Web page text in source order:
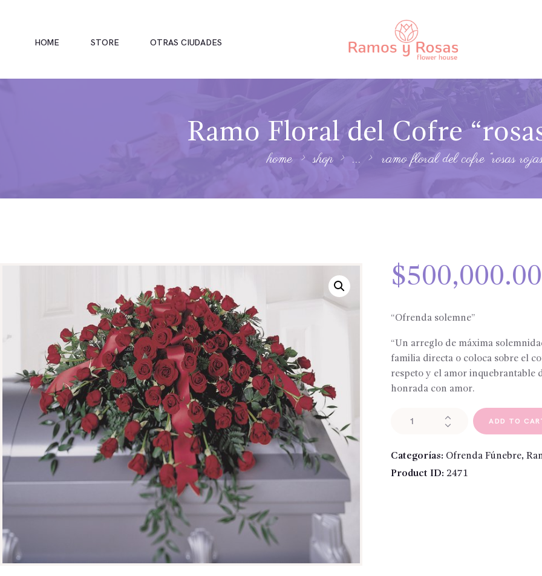
HOME STORE OTRAS CIUDADES
Ramo Floral del Cofre
home shop ... ramo floral del cofre “rosas
FLORES POR SUBSCRIPCION
BLOG
GALERÍA
CONTÁCTENOS
$500,000.00
“Ofrenda solemne”
“Un arreglo de máxima
familia directa o coloca sobre el
respeto y el amor inquebrantable
honrada con amor.
Cofre
"rosas
ADD TO
Categorías: Ofrenda Fúnebre,
Product ID:2471